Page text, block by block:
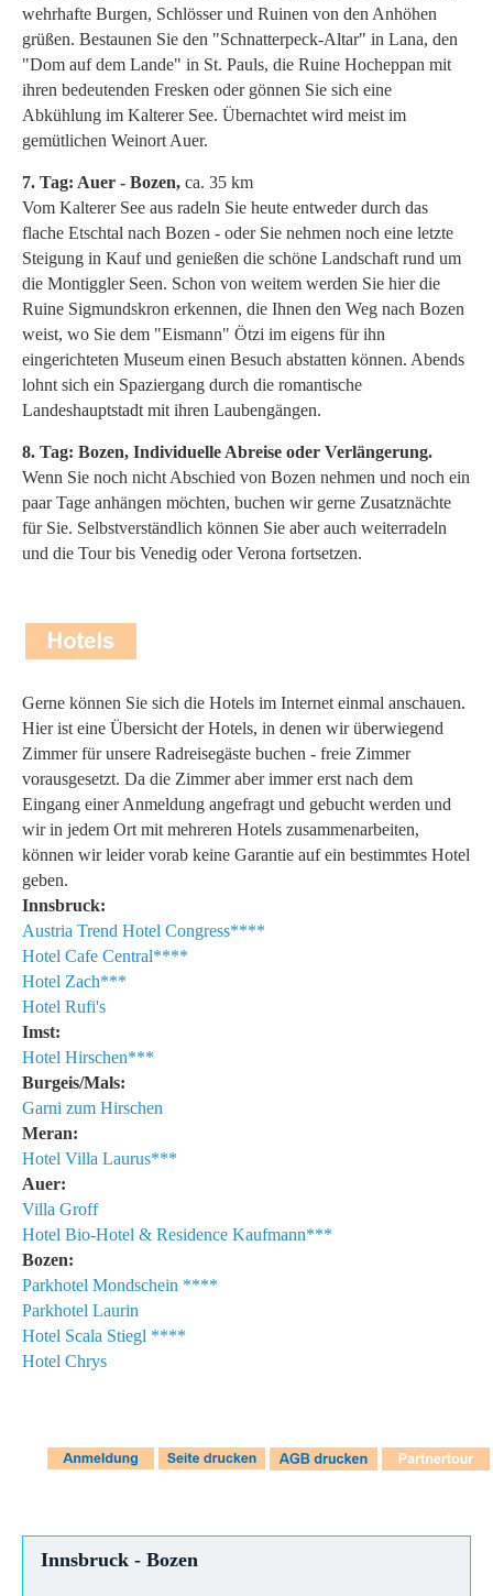
wehrhafte Burgen, Schlösser und Ruinen von den Anhöhen
grüßen. Bestaunen Sie den "Schnatterpeck-Altar" in Lana, den
"Dom auf dem Lande" in St. Pauls, die Ruine Hocheppan mit
ihren bedeutenden Fresken oder gönnen Sie sich eine
Abkühlung im Kalterer See. Übernachtet wird meist im
gemütlichen Weinort Auer.
7. Tag: Auer - Bozen, ca. 35 km
Vom Kalterer See aus radeln Sie heute entweder durch das
flache Etschtal nach Bozen - oder Sie nehmen noch eine letzte
Steigung in Kauf und genießen die schöne Landschaft rund um
die Montiggler Seen. Schon von weitem werden Sie hier die
Ruine Sigmundskron erkennen, die Ihnen den Weg nach Bozen
weist, wo Sie dem "Eismann" Ötzi im eigens für ihn
eingerichteten Museum einen Besuch abstatten können. Abends
lohnt sich ein Spaziergang durch die romantische
Landeshauptstadt mit ihren Laubengängen.
8. Tag: Bozen, Individuelle Abreise oder Verlängerung.
Wenn Sie noch nicht Abschied von Bozen nehmen und noch ein
paar Tage anhängen möchten, buchen wir gerne Zusatznächte
für Sie. Selbstverständlich können Sie aber auch weiterradeln
und die Tour bis Venedig oder Verona fortsetzen.
Gerne können Sie sich die Hotels im Internet einmal anschauen.
Hier ist eine Übersicht der Hotels, in denen wir überwiegend
Zimmer für unsere Radreisegäste buchen - freie Zimmer
vorausgesetzt. Da die Zimmer aber immer erst nach dem
Eingang einer Anmeldung angefragt und gebucht werden und
wir in jedem Ort mit mehreren Hotels zusammenarbeiten,
können wir leider vorab keine Garantie auf ein bestimmtes Hotel
geben.
Innsbruck:
Austria Trend Hotel Congress****
Hotel Cafe Central****
Hotel Zach***
Hotel Rufi's
Imst:
Hotel Hirschen***
Burgeis/Mals:
Garni zum Hirschen
Meran:
Hotel Villa Laurus***
Auer:
Villa Groff
Hotel Bio-Hotel & Residence Kaufmann***
Bozen:
Parkhotel Mondschein ****
Parkhotel Laurin
Hotel Scala Stiegl ****
Hotel Chrys
Innsbruck - Bozen